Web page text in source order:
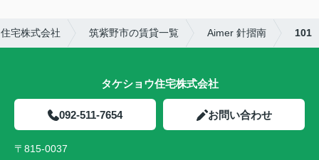
宅株式会社 筑紫野市の賃貸一覧 Aimer 針摺南 101
タケショウ住宅株式会社
092-511-7654 お問い合わせ
〒815-0037